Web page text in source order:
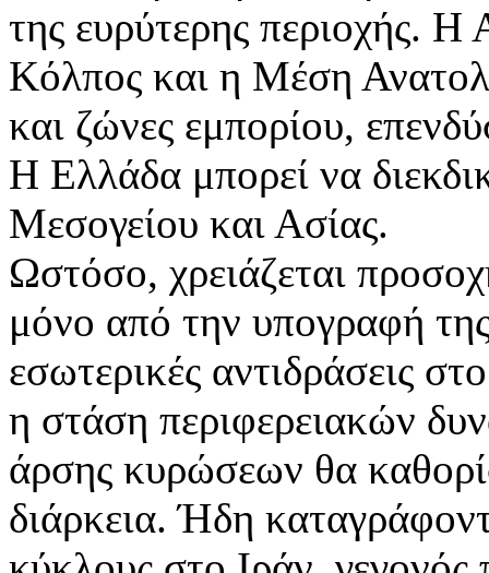
της ευρύτερης περιοχής.
Κόλπος και η Μέση
και ζώνες εμπορίου,
Η Ελλάδα μπορεί να
Μεσογείου και Ασίας.
Ωστόσο, χρειάζεται
μόνο από την υπογραφή
εσωτερικές αντιδράσεις
η στάση περιφερειακών
άρσης κυρώσεων θα
διάρκεια. Ήδη